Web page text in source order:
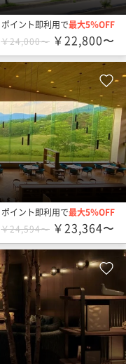
ポイント即利用で最大5％OFF
￥24,000〜 ￥22,800〜
ポイント即利用で最大5％OFF
￥24,594〜 ￥23,364〜